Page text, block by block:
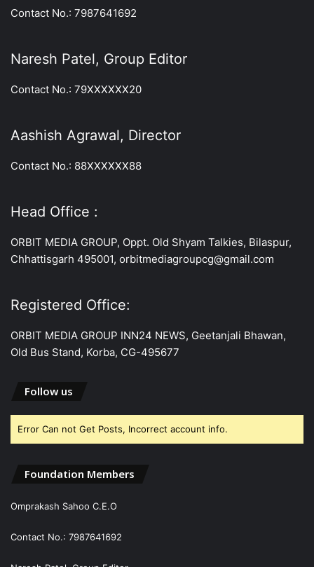
Contact No.: 7987641692
Naresh Patel, Group Editor
Contact No.: 79XXXXXX20
Aashish Agrawal, Director
Contact No.: 88XXXXXX88
Head Office :
ORBIT MEDIA GROUP, Oppt. Old Shyam Talkies, Bilaspur,
Chhattisgarh 495001, orbitmediagroupcg@gmail.com
Registered Office:
ORBIT MEDIA GROUP INN24 NEWS, Geetanjali Bhawan,
Old Bus Stand, Korba, CG-495677
Follow us
Error Can not Get Posts, Incorrect account info.
Foundation Members
Omprakash Sahoo C.E.O
Contact No.: 7987641692